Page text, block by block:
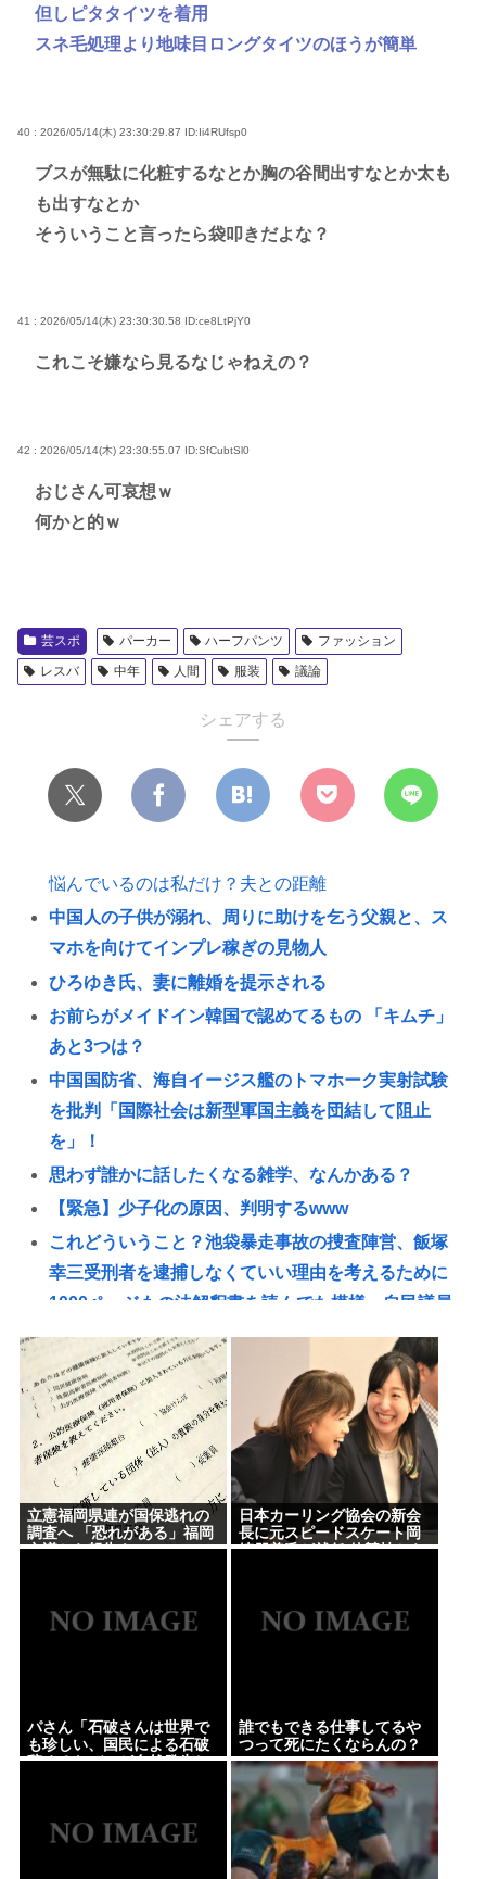
但しピタタイツを着用
スネ毛処理より地味目ロングタイツのほうが簡単
40 : 2026/05/14(木) 23:30:29.87 ID:Ii4RUfsp0
ブスが無駄に化粧するなとか胸の谷間出すなとか太も
も出すなとか
そういうこと言ったら袋叩きだよな？
41 : 2026/05/14(木) 23:30:30.58 ID:ce8LtPjY0
これこそ嫌なら見るなじゃねえの？
42 : 2026/05/14(木) 23:30:55.07 ID:SfCubtSl0
おじさん可哀想ｗ
何かと的ｗ
芸スポ パーカー ハーフパンツ
ファッション
レスバ
中年 人間 服装 議論
シェアする
悩んでいるのは私だけ？夫との距離
中国人の子供が溺れ、周りに助けを乞う父親と、ス
マホを向けてインプレ稼ぎの見物人
ひろゆき氏、妻に離婚を提示される
お前らがメイドイン韓国で認めてるもの 「キムチ」
あと3つは？
中国国防省、海自イージス艦のトマホーク実射試験
を批判「国際社会は新型軍国主義を団結して阻止
を」！
思わず誰かに話したくなる雑学、なんかある？
【緊急】少子化の原因、判明するwww
これどういうこと？池袋暴走事故の捜査陣営、飯塚
幸三受刑者を逮捕しなくていい理由を考えるために
1000ページもの法解釈書を読んでた模様…自民議員
からも圧力
高市総理「物価上昇を上回る賃上げを日本に定着さ
せる」 →国家公務員月給3.51％増へ 地方公務員も追
随する見通し
【悲報】バスローブ着てタバコ吸いながら記者会見
する奴www
話題になった映画｢8番出口｣､8月28日の金曜ロードシ
の？
【困惑】RPGのストーリーに恋とか愛とかいらなく
ね？www
林家パー子、認知症が進行「一人で外出られない」
難聴で夫・ペーと「筆談」…自宅全焼から約1年
一番うまい葉っぱがほうれん草という風潮
立憲福岡県連が国保逃れの
調査へ 「恐れがある」福岡
市議から報告も
日本カーリング協会の新会
長に元スピードスケート岡
崎朋美氏が就任 他競技から
パさん「石破さんは世界で
も珍しい、国民による石破
辞めるなデモが自然発生し
誰でもできる仕事してるや
つって死にたくならんの？